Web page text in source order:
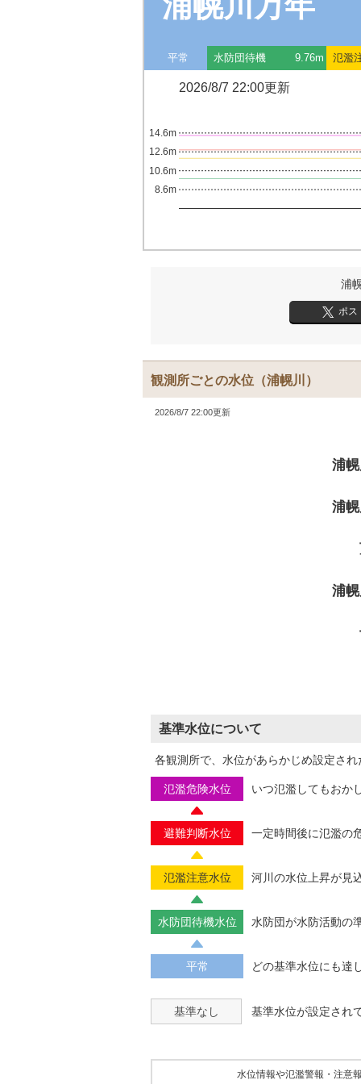
平常 水防団待機 9.76m 氾濫
2026/8/7 22:00更新
8.6m
10.6m
12.6m
14.6m
浦
ポス
観測所ごとの水位 （浦幌川）
2026/8/7 22:00更新
浦
浦
浦
基準水位について
各観測所で、水位があらかじめ設定さ
氾濫危険水位 いつ氾濫してもおか
避難判断水位 一定時間後に氾濫の
氾濫注意水位 河川の水位上昇が見
水防団待機水位 水防団が水防活動の
平常 どの基準水位にも達
基準なし 基準水位が設定され
水位情報や氾濫警報・注意